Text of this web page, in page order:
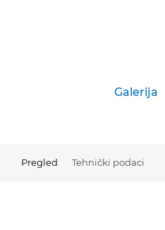
Galerija
Pregled Tehnički podaci